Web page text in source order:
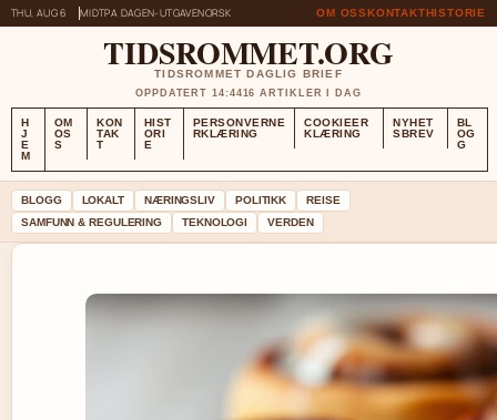
THU, AUG 6 MIDTPA DAGEN-UTGAVENORSK OM OSSKONTAKTHISTORIE
TIDSROMMET.ORG
TIDSROMMET DAGLIG BRIEF
OPPDATERT 14:4416 ARTIKLER I DAG
H
J
E
M
OM
OS
S
KON
TAK
T
HIST
ORI
E
PERSONVERNE
RKLÆRING
COOKIEER
KLÆRING
NYHET
SBREV
BL
OG
G
BLOGG LOKALT NÆRINGSLIV POLITIKK
REISE
SAMFUNN & REGULERING
TEKNOLOGI VERDEN